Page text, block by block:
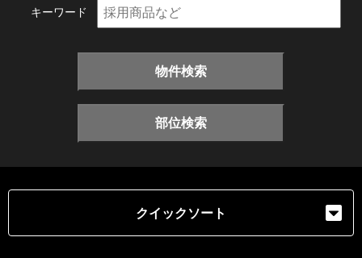
キーワード
物件検索
部位検索
クイックソート